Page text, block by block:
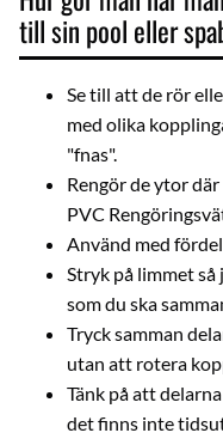
till sin pool eller
Se till att de rör
med olika
"fnas".
Rengör de ytor
PVC
Använd med fördel
Stryk på limmet
som du ska
Tryck samman
utan att rotera
Tänk på att
det finns inte